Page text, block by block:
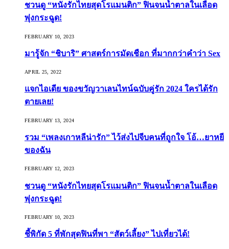
ชวนดู “หนังรักไทยสุดโรแมนติก” ฟินจนน้ำตาลในเลือด
พุ่งกระฉูด!
FEBRUARY 10, 2023
มารู้จัก “ชิบาริ” ศาสตร์การมัดเชือก ที่มากกว่าคำว่า Sex
APRIL 25, 2022
แจกไอเดีย ของขวัญวาเลนไทน์ฉบับคู่รัก 2024 ใครได้รัก
ตายเลย!
FEBRUARY 13, 2024
รวม “เพลงเกาหลีน่ารัก” ไว้ส่งไปจีบคนที่ถูกใจ โอ้…ยาหยี
ของฉัน
FEBRUARY 12, 2023
ชวนดู “หนังรักไทยสุดโรแมนติก” ฟินจนน้ำตาลในเลือด
พุ่งกระฉูด!
FEBRUARY 10, 2023
ชี้พิกัด 5 ที่พักสุดฟินที่พา “สัตว์เลี้ยง” ไปเที่ยวได้!